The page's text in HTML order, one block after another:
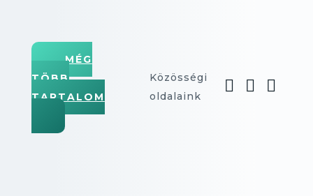
MÉG
TÖBB
TARTALOM
Közösségi
oldalaink
  